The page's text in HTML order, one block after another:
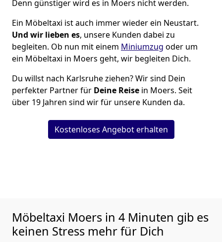
Denn günstiger wird es in Moers nicht werden.
Ein Möbeltaxi ist auch immer wieder ein Neustart.
Und wir lieben es, unsere Kunden dabei zu
begleiten. Ob nun mit einem Miniumzug oder um
ein Möbeltaxi in Moers geht, wir begleiten Dich.
Du willst nach Karlsruhe ziehen? Wir sind Dein
perfekter Partner für Deine Reise in Moers. Seit
über 19 Jahren sind wir für unsere Kunden da.
Kostenloses Angebot erhalten
Möbeltaxi Moers in 4 Minuten gib es
keinen Stress mehr für Dich